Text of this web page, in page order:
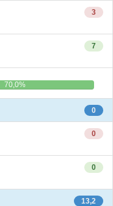
3
7
70,0%
0
0
0
13,2